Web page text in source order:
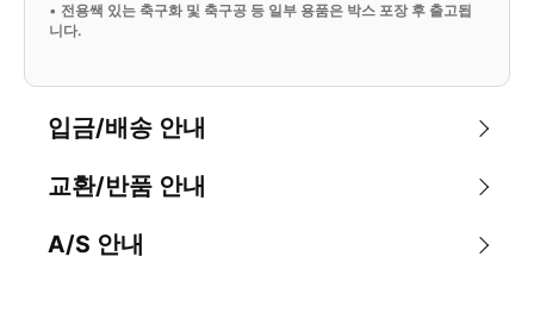
• 전용쌕 있는 축구화 및 축구공 등 일부 용품은 박스 포장 후 출고됩
니다.
입금/배송 안내
교환/반품 안내
A/S 안내